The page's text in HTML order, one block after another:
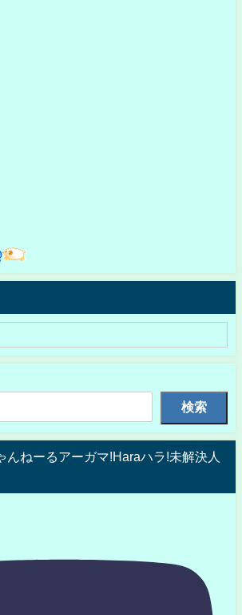
検索
んねーるアーガマ!Haraハラ!未解決人